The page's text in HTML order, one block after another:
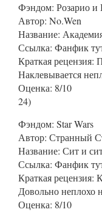
Фэндом: Розарио
Автор: No.Wen
Название:
Ссылка: Фанфик
Краткая рецензия:
Наклевывается
Оценка: 8/10
24)
Фэндом: Star Wars
Автор: Странный
Название: Сит и
Ссылка: Фанфик
Краткая рецензия:
Довольно неплохо
Оценка: 8/10